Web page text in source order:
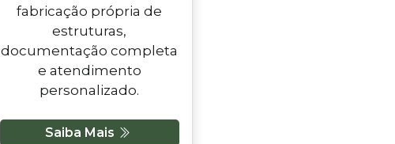
fabricação própria de
estruturas,
documentação completa
e atendimento
personalizado.
Saiba Mais